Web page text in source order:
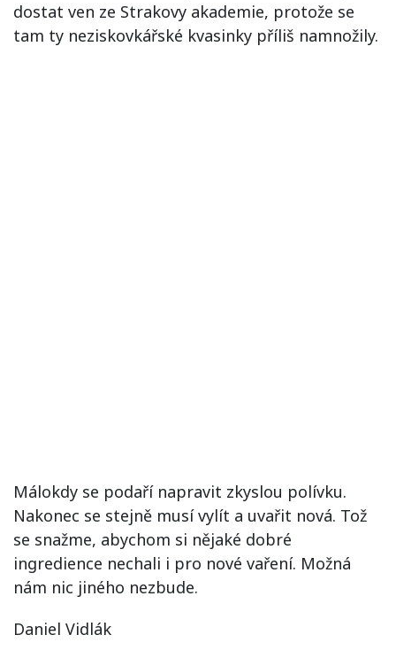
dostat ven ze Strakovy akademie, protože se
tam ty neziskovkářské kvasinky příliš namnožily.
Málokdy se podaří napravit zkyslou polívku.
Nakonec se stejně musí vylít a uvařit nová. Tož
se snažme, abychom si nějaké dobré
ingredience nechali i pro nové vaření. Možná
nám nic jiného nezbude.
Daniel Vidlák